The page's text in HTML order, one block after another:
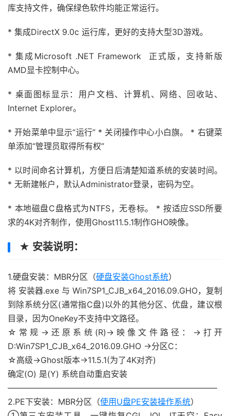
库支持文件，确保绿色软件均能正常运行。
* 集成DirectX 9.0c 运行库，更好的支持大型3D游戏。
* 集成Microsoft .NET Framework 正式版，支持新版
AMD显卡控制中心。
* 桌面图标显示：用户文档、计算机、网络、回收站、
Internet Explorer。
* 开始菜单中显示“运行” * 关闭操作中心小白旗。 * 右键菜
单添加“管理员取得所有权”
* 以时间命名计算机，方便日后清楚知道系统的安装时间。
* 无新建帐户，默认Administrator登录，密码为空。
* 本地磁盘C盘格式为NTFS，无卷标。 * 按适应SSD所要
求的4K对齐制作，使用Ghost11.5.1制作GHO映像。
★ 安装说明：
1.硬盘安装：MBR分区（硬盘安装Ghost系统）
将 安装器.exe 与 Win7SP1_CJB_x64_2016.09.GHO，复制
到除系统分区(通常指C盘)以外的其他分区、优盘，建议根
目录，因为OneKey不支持中文路径。
☆常规→还原系统(R)→映像文件路径：→打开
D:Win7SP1_CJB_x64_2016.09.GHO →分区C：
☆高级→Ghost版本→11.5.1(为了4K对齐)
确定(O) 是(Y) 系统自动重启安装
—————————————————————————–
2.PE下安装：MBR分区（使用U盘PE安装操作系统）